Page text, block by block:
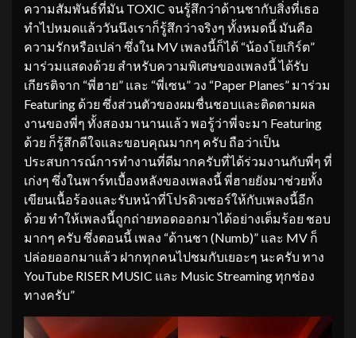
ความสัมพันธ์ที่มัน TOXIC จนรู้สึกว่าด้านชากับสิ่งที่เธอ
ทำไปหมดแล้ววันนึงเราก็รู้สึกว่าจริงๆ ทั้งหมดนี้ มันคือ
ความรักหรือเปล่า ซึ่งใน MV เพลงนี้ก็ได้ “น้องโยเกิร์ต”
มาร่วมแสดงด้วย สำหรับความพิเศษของเพลงนี้ ได้รับ
เกียรติจาก “พี่ฮาย” และ “พี่เซน” วง “Paper Planes” มาร่วม
Featuring ด้วย ซึ่งส่วนตัวของผมชื่นชอบและติดตามผล
งานของพี่ๆ ทั้งสองมานานแล้ว พอรู้ว่าพี่จะมา Featuring
ด้วย ก็รู้สึกดีใจและขอบคุณมากๆ ครับ ถือว่าเป็น
ประสบการณ์การทำงานที่ดีมากครับที่ได้ร่วมงานกับพี่ๆ ที่
เก่งๆ ซึ่งในพาร์ทเบื้องหลังของเพลงนี้ พี่ฮายยังมาช่วยทั้ง
เขียนเนื้อร้องและรับหน้าที่โปรดิวเซอร์ให้กับเพลงนี้อีก
ด้วย ทำให้เพลงนี้ถูกถ่ายทอดออกมาได้อย่างเต็มร้อย ชอบ
มากๆ ครับ ซึ่งตอนนี้ เพลง “ด้านชา (Numb)” และ MV ก็
ปล่อยออกมาแล้ว ฝากทุกคนไปชมกับเยอะๆ นะครับ ทาง
YouTube RISER MUSIC และ Music Streaming ทุกช่อง
ทางครับ”